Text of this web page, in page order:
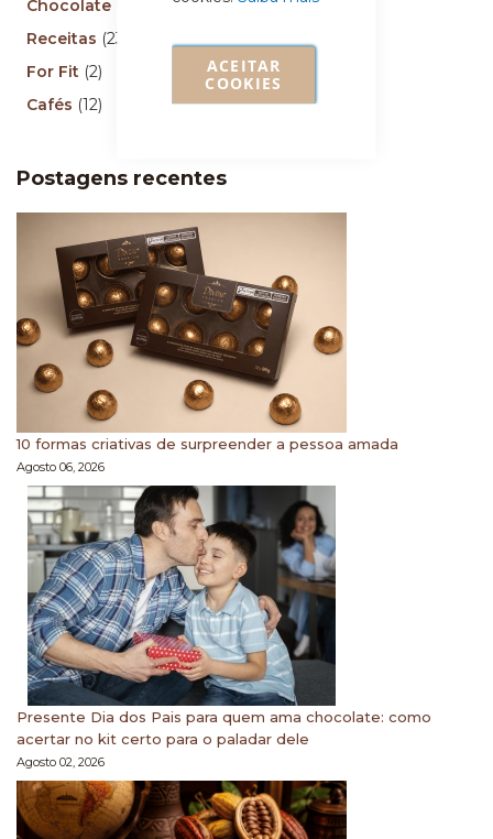
ACEITAR
COOKIES
Chocolate
Receitas (23)
For Fit (2)
Cafés (12)
Postagens recentes
10 formas criativas de surpreender a pessoa amada
Agosto 06, 2026
Presente Dia dos Pais para quem ama chocolate: como
acertar no kit certo para o paladar dele
Agosto 02, 2026